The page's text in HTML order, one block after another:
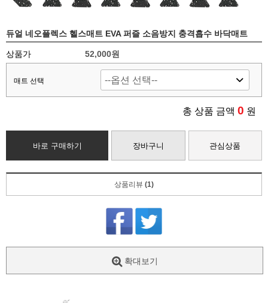
듀얼 네오플렉스 헬스매트 EVA 퍼즐 소음방지 충격흡수 바닥매트
상품가 52,000원
매트 선택
총 상품 금액 0 원
바로 구매하기 장바구니 관심상품
상품리뷰 (1)
확대보기